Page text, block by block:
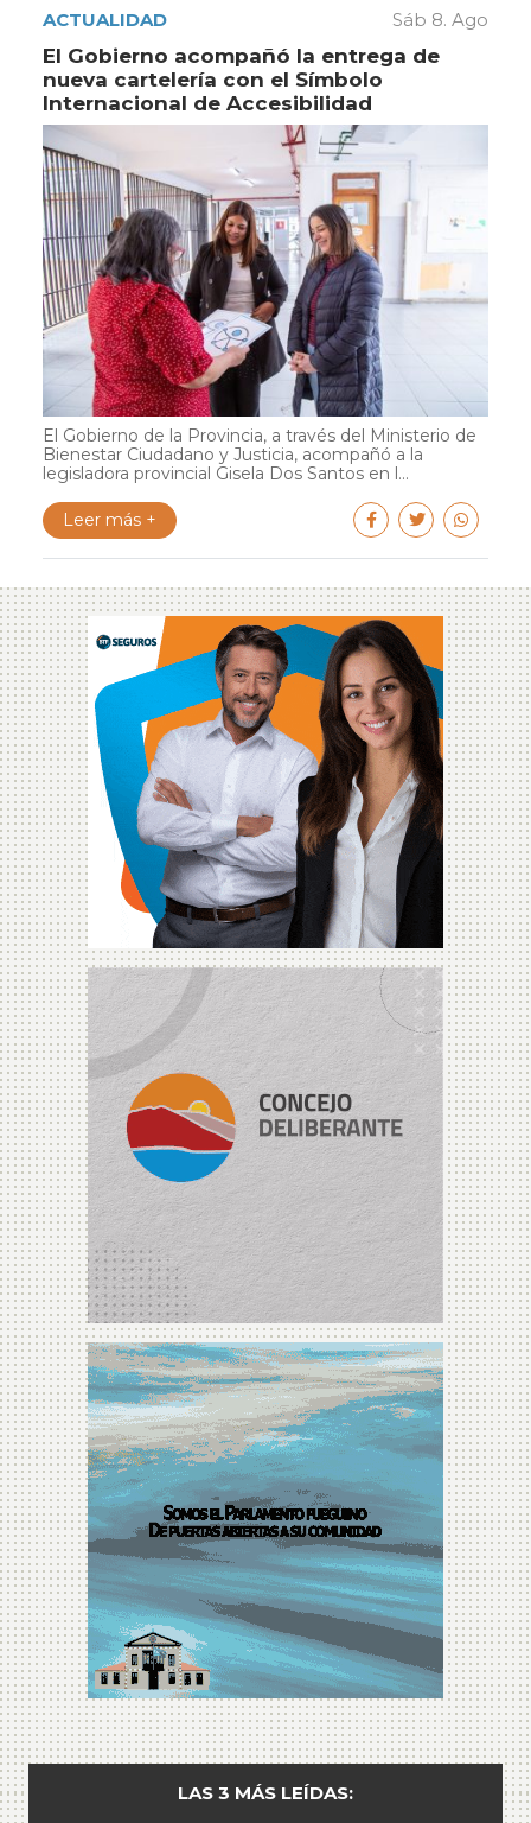
ACTUALIDAD Sáb 8. Ago
El Gobierno acompañó la entrega de
nueva cartelería con el Símbolo
Internacional de Accesibilidad
El Gobierno de la Provincia, a través del Ministerio de
Bienestar Ciudadano y Justicia, acompañó a la
legisladora provincial Gisela Dos Santos en l...
Leer más +
LAS 3 MÁS LEÍDAS: